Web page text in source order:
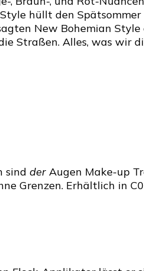
hüllt den
New Bohemian
Straßen. Alles, was wir
sind der Augen Make-up
Grenzen. Erhältlich in